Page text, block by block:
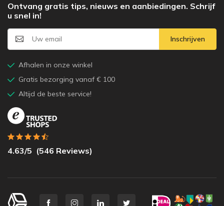
Ontvang gratis tips, nieuws en aanbiedingen. Schrijf
u snel in!
Inschrijven
Afhalen in onze winkel
Gratis bezorging vanaf € 100
Altijd de beste service!
4.63/5 (546 Reviews)